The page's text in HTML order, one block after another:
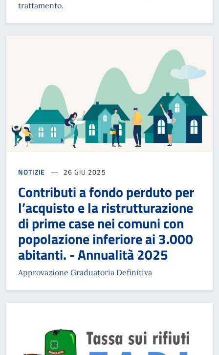
trattamento.
NOTIZIE 26 GIU 2025
Contributi a fondo perduto per
l’acquisto e la ristrutturazione
di prime case nei comuni con
popolazione inferiore ai 3.000
abitanti. - Annualità 2025
Approvazione Graduatoria Definitiva